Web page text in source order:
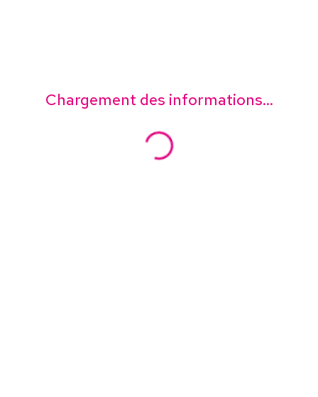
Chargement des informations...